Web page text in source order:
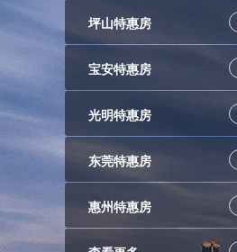
坪山特惠房
宝安特惠房
光明特惠房
东莞特惠房
惠州特惠房